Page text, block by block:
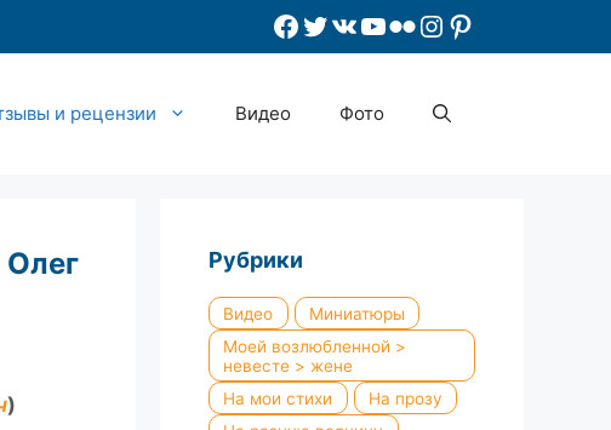
Facebook
Twitter
ВКонтакте
YouTube
Flickr
Instagram
Pinterest
и рецензии Видео Фото
Олег
)
Рубрики
Видео
Миниатюры
Моей возлюбленной >
невесте > жене
На мои стихи
На прозу